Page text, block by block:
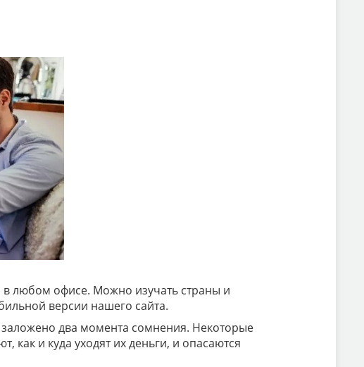
любом офисе. Можно изучать страны и
версии нашего сайта.
два момента сомнения. Некоторые
как и куда уходят их деньги, и опасаются